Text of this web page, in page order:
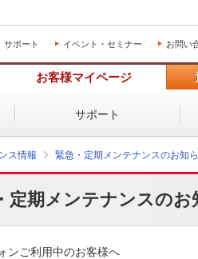
サポート イベント・セミナー お問い
お客様マイページ
サポート
ス情報 緊急・定期メンテナンスのお知
定期メンテナンスのお
ンご利用中のお客様へ